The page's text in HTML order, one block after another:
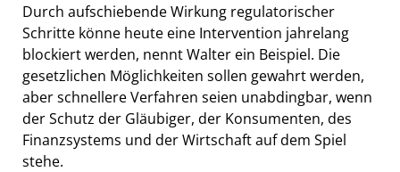
Durch aufschiebende Wirkung regulatorischer
Schritte könne heute eine Intervention jahrelang
blockiert werden, nennt Walter ein Beispiel. Die
gesetzlichen Möglichkeiten sollen gewahrt werden,
aber schnellere Verfahren seien unabdingbar, wenn
der Schutz der Gläubiger, der Konsumenten, des
Finanzsystems und der Wirtschaft auf dem Spiel
stehe.